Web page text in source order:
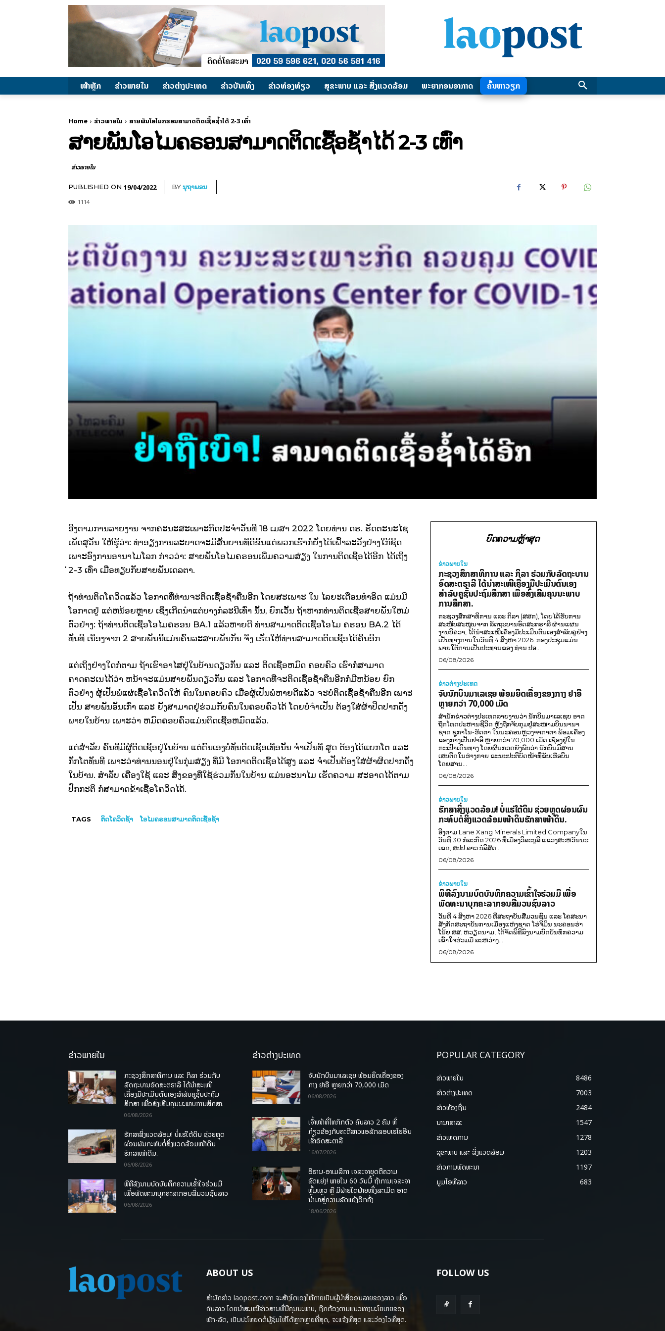
ໜ້າຫຼັກ ຂ່າວພາຍ​ໃນ ຂ່າວຕ່າງປະເທດ ​ຂ່າວບັນເທິງ ​ຂ່າວທ່ອງທ່ຽວ ສຸຂະພາບ ແລະ ສີ່ງແວດລ້ອມ ພະຍາກອນອາກາດ ຄົ້ນຫາວຽກ
Home ຂ່າວພາຍ​ໃນ ສາຍພັນໂອໄມຄຣອນສາມາດຕິດເຊື້ອຊ້ຳໄດ້ 2-3 ເທົ່າ
ສາຍພັນໂອໄມຄຣອນສາມາດຕິດເຊື້ອຊ້ຳໄດ້ 2-3 ເທົ່າ
ຂ່າວພາຍ​ໃນ
PUBLISHED ON 19/04/2022 BYນຸຖາພອນ
1114
ອີງຕາມການລາຍງານ ຈາກຄະນະສະເພາະກິດປະຈຳວັນທີ 18 ເມສາ 2022 ໂດຍທ່ານ ດຣ. ຣັດຕະນະໄຊ
ເພັດສຸວັນ ໃຫ້ຮູ້ວ່າ: ທ່າອຽງການລະບາດຈະມີສັນຍານທີ່ດີຂຶ້ນແຕ່ພວກເຮົາກໍຍັງໄດ້ເຝົ້າລະວັງຢ່າງໃກ້ຊິດ
ເພາະອົງການອານາໄມໂລກ ກ່າວວ່າ: ສາຍພັນໂອໄມຄຣອນເພີ່ມຄວາມສ່ຽງ ໃນການຕິດເຊື້ອໄດ້ອີກ ໄດ້ເຖິງ
່2-3 ເທົ່າ ເມື່ອທຽບກັບສາຍພັນເດລຕາ.
ຖ້າທ່ານຕິດໂຄວິດແລ້ວ ໂອກາດທີ່ທ່ານຈະຕິດເຊື້ອຊໍ້າຄືນອີກ ໂດຍສະເພາະ ໃນ ໄລຍະເດືອນທໍາອິດ ແມ່ນມີ
ໂອກາດຢູ່ ແຕ່ຫນ້ອຍຫຼາຍ ເຊິ່ງເກີດນໍາແຕ່ບາງກໍລະນີເທົ່າ ນັ້ນ, ຍົກເວັ້ນ ຖ້າຫາກທ່ານຕິດເຊື້ອສາຍພັນໃຫມ່
ຕົວຢ່າງ: ຖ້າທ່ານຕິດເຊື້ອໂອໄມຄຣອນ BA.1 ແລ້ວຫາຍດີ ທ່ານສາມາດຕິດເຊື້ອໂອໄມ ຄຣອນ BA.2 ໄດ້
ທັນທີ ເນື່ອງຈາກ 2 ສາຍພັນນີ້ແມ່ນຄົນລະສາຍພັນກັນ ຈິ່ງ ເຮັດໃຫ້ທ່ານສາມາດຕິດເຊື້ອໄດ້ຄືນອີກ
ແຕ່ເຖິງຢ່າງໃດກໍ່ຕາມ ຖ້າເຮົາອາໄສຢູ່ໃນບ້ານດຽວກັນ ແລະ ຕິດເຊື້ອຫມົດ ຄອບຄົວ ເຮົາກໍ່ສາມາດ
ຄາດຄະເນໄດ້ວ່າ ຫນ້າຈະແມ່ນສາຍພັນດຽວກັນ ແລະ ໂອກາດທີ່ຈະຕິດເຊື້ອຊໍ້າຄືນອີກກໍ່ມີຫນ້ອຍ ຍົກ
ຕົວຢ່າງ ຜູ້ເປັນພໍ່ແຜ່ເຊື້ອໂຄວິດໃຫ້ ຄົນໃນຄອບຄົວ ເມື່ອຜູ້ເປັນພໍ່ຫາຍດີແລ້ວ ຈະບໍ່ຕິດເຊື້ອຊໍ້າຄືນອີກ ເພາະ
ເປັນ ສາຍພັນອັນເກົ່າ ແລະ ຍັງສາມາດຢູ່ຮ່ວມກັບຄົນໃນຄອບຄົວໄດ້ ໂດຍບໍ່ຈໍາເປັນ ຕ້ອງໃສ່ຜ້າປິດປາກດັງ
ພາຍໃນບ້ານ ເພາະວ່າ ຫມົດຄອບຄົວແມ່ນຕິດເຊື້ອຫມົດແລ້ວ.
ແຕ່ສໍາລັບ ຄົນທີ່ມີຜູ້ຕິດເຊື້ອຢູ່ໃນບ້ານ ແຕ່ຕົນເອງບໍ່ທັນຕິດເຊື້ອເທື່ອນັ້ນ ຈໍາເປັນທີ່ ສູດ ຕ້ອງໄດ້ແຍກໂຕ ແລະ
ກັກໂຕທັນທີ ເພາະວ່າທ່ານນອນຢູ່ໃນກຸ່ມສ່ຽງ ທີ່ມີ ໂອກາດຕິດເຊື້ອໄດ້ສູງ ແລະ ຈໍາເປັນຕ້ອງໃສ່ຜ້າຜິດປາກດັງ
ໃນບ້ານ. ສໍາລັບ ເຄື່ອງໃຊ້ ແລະ ສິ່ງຂອງທີ່ໃຊ້ຮ່ວມກັນໃນບ້ານ ແມ່ນອະນາໄມ ເຮັດຄວາມ ສະອາດໄດ້ຕາມ
ປົກກະຕິ ກໍ່ສາມາດຂ້າເຊື້ອໂຄວິດໄດ້.
TAGS ຕິດໂຄວິດຊ້ຳ ໂອໄມຄຣອນສາມາດຕິດເຊື້ອຊ້ຳ
ບົດຄວາມຫຼ້າສຸດ
ຂ່າວພາຍ​ໃນ
ກະຊວງສຶກສາທິການ ແລະ ກິລາ ຮ່ວມກັບລັດຖະບານ
ອົດສະຕຣາລີ ໄດ້ນຳສະເໜີເຄື່ອງມືປະເມີນຕົນເອງ
ສຳລັບຄູຊັ້ນປະຖົມສຶກສາ ເພື່ອສົ່ງເສີມຄຸນນະພາບ
ການສຶກສາ.
ກະຊວງສຶກສາທິການ ແລະ ກິລາ (ສສກ), ໂດຍໄດ້ຮັບການ
ສະໜັບສະໜູນຈາກ ລັດຖະບານອົດສະຕຣາລີ ຜ່ານແຜນ
ງານບີຄວາ, ໄດ້ນຳສະເໜີເຄື່ອງມືປະເມີນຕົນເອງສຳລັບຄູຢ່າງ
ເປັນທາງການໃນວັນທີ 4 ສິງຫາ 2026. ກອງປະຊຸມແມ່ນ
ພາຍໃຕ້ການເປັນປະທານຂອງ ທ່ານ ປອ...
06/08/2026
ຂ່າວຕ່າງປະເທດ
ຈັບນັກບິນມາເລເຊຍ ພ້ອມຍຶດເຄື່ອງຂອງກາງ ຢາອີ
ຫຼາຍກວ່າ 70,000 ເມັດ
ສຳນັກຂ່າວຕ່າງປະເທດລາຍງານວ່າ ນັກບິນມາເລເຊຍ ອາດ
ຖືກໂທດປະຫານຊີວິດ ຫຼັງຖືກຈັບກຸມຢູ່ສະໜາມບິນນານາ
ຊາດ ຊູກາໂນ-ຮັດຕາ ໃນນະຄອນຫຼວງຈາກາຕາ ພ້ອມເຄື່ອງ
ຂອງກາງເປັນຢາອີ ຫຼາຍກວ່າ 70,000 ເມັດ ເຊື່ອງຢູ່ໃນ
ກະເປົາເດີນທາງ ໂດຍຜົນກວດຍັງພົບວ່າ ນັກບິນມີສານ
ເສບຕິດໃນຮ່າງກາຍ ຂະນະປະຕິບັດໜ້າທີ່ຂັບເຮືອບິນ
ໂດຍສານ...
06/08/2026
ຂ່າວພາຍ​ໃນ
ຮັກສາສິ່ງແວດລ້ອມ! ບໍ່ແຮ່ໃຕ້ດິນ ຊ່ວຍຫຼຸດຜ່ອນຜົນ
ກະທົບຕໍ່ສິ່ງແວດລ້ອມໜ້າດິນຮັກສາໜ້າດິນ.
ອີງຕາມ Lane Xang Minerals Limited Companyໃນ
ວັນທີ 30 ກໍລະກົດ 2026 ທີ່ເມືອງວິລະບູລີ ແຂວງສະຫວັນນະ
ເຂດ, ສປປ ລາວ ບໍລິສັດ...
06/08/2026
ຂ່າວພາຍ​ໃນ
ພິທີລົງນາມບົດບັນທຶກຄວາມເຂົ້າໃຈຮ່ວມມື ເພື່ອ
ພັດທະນາບຸກຄະລາກອນສື່ມວນຊົນລາວ
ວັນທີ 4 ສິງຫາ 2026 ທີ່ສະຖາບັນສື່ມວນຊົນ ແລະ ໂຄສະນາ
ສັງກັດສະຖາບັນການເມືອງແຫ່ງຊາດ ໂຮ່ຈິມິນ ນະຄອນຮ່າ
ໂນ້ຍ ສສ. ຫວຽດນາມ, ໄດ້ຈັດພິທີລົງນາມບົດບັນທຶກຄວາມ
ເຂົ້າໃຈຮ່ວມມື ລະຫວ່າງ...
06/08/2026
ຂ່າວພາຍໃນ
ກະຊວງສຶກສາທິການ ແລະ ກິລາ ຮ່ວມກັບ
ລັດຖະບານອົດສະຕຣາລີ ໄດ້ນຳສະເໜີ
ເຄື່ອງມືປະເມີນຕົນເອງສຳລັບຄູຊັ້ນປະຖົມ
ສຶກສາ ເພື່ອສົ່ງເສີມຄຸນນະພາບການສຶກສາ.
06/08/2026
ຮັກສາສິ່ງແວດລ້ອມ! ບໍ່ແຮ່ໃຕ້ດິນ ຊ່ວຍຫຼຸດ
ຜ່ອນຜົນກະທົບຕໍ່ສິ່ງແວດລ້ອມໜ້າດິນ
ຮັກສາໜ້າດິນ.
06/08/2026
ພິທີລົງນາມບົດບັນທຶກຄວາມເຂົ້າໃຈຮ່ວມມື
ເພື່ອພັດທະນາບຸກຄະລາກອນສື່ມວນຊົນລາວ
06/08/2026
ຂ່າວຕ່າງປະເທດ
ຈັບນັກບິນມາເລເຊຍ ພ້ອມຍຶດເຄື່ອງຂອງ
ກາງ ຢາອີ ຫຼາຍກວ່າ 70,000 ເມັດ
06/08/2026
ເຈົ້າໜ້າທີ່ໄທກັກຕົວ ຄົນລາວ 2 ຄົນ ທີ່
ກ່ຽວຂ້ອງກັບຄະດີສາວແອລັກລອບເຮໂຣອີນ
ເຂົ້າອົດສະຕາລີ
16/07/2026
ອີຣານ-ອາເມລິກາ ເຈລະຈາຍຸດຕິຄວາມ
ຂັດແຍ່ງ! ພາຍໃນ 60 ວັນນີ້ ຖ້າການເຈລະຈາ
ຫຼົ້ມເຫຼວ ຫຼື ມີຝ່າຍໃດຝ່າຍໜຶ່ງລະເມີດ ອາດ
ນໍາມາສູ່ຄວາມຂັດແຍ້ງອີກຄັ້ງ
18/06/2026
POPULAR CATEGORY
ຂ່າວພາຍ​ໃນ
8486
ຂ່າວຕ່າງປະເທດ
7003
ຂ່າວທ້ອງຖິ່ນ
2484
ນານາສາລະ
1547
ຂ່າວເຫດການ
1278
ສຸຂະພາບ ແລະ ສີ່ງແວດລ້ອມ
1203
ຂ່າວການພັດທະນາ
1197
ມູມໄອທີລາວ
683
ABOUT US
ສຳນັກຂ່າວ laopost.com ຈະສ້າງໂຕເອງໃຫ້ກາຍເປັນຜູ້ນຳສື່ອອນລາຍຂອງລາວ ເພື່ອ
ຄົນລາວ ໂດຍນຳສະເໜີຂ່າວສານທີ່ມີຄຸນນະພາບ, ຖືກຕ້ອງຕາມແນວທາງນະໂຍບາຍຂອງ
ພັກ-ລັດ, ເປັນປະໂຫຍດຕໍ່ຜູ້ຊົມໃຫ້ໄດ້ຫຼາກຫຼາຍທີ່ສຸດ, ຈະແຈ້ງທີ່ສຸດ ແລະວ່ອງໄວທີ່ສຸດ.
FOLLOW US